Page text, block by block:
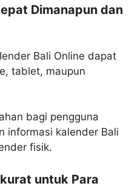
Dimanapun dan
Bali Online dapat
tablet, maupun
bagi pengguna
informasi kalender Bali
fisik.
untuk Para